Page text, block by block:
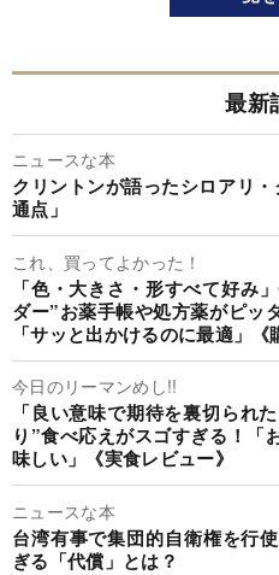
最新
ニュースな本
クリントンが語ったシロアリ
通点」
これ、買ってよかった！
「色・大きさ・形すべて好み
ダー”お薬手帳や処方薬がピッ
「サッと出かけるのに最適」《
今日のリーマンめし!!
「良い意味で期待を裏切られ
り”食べ応えがスゴすぎる！「
味しい」《実食レビュー》
ニュースな本
台湾有事で集団的自衛権を行
ぎる「代償」とは？